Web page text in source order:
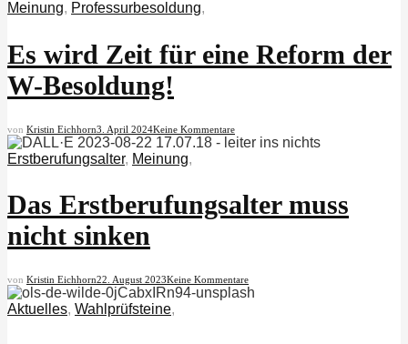
Meinung, Professurbesoldung,
Es wird Zeit für eine Reform der
W-Besoldung!
von Kristin Eichhorn3. April 2024Keine Kommentare
Erstberufungsalter, Meinung,
Das Erstberufungsalter muss
nicht sinken
von Kristin Eichhorn22. August 2023Keine Kommentare
Aktuelles, Wahlprüfsteine,